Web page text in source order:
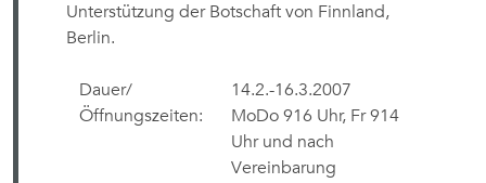
Unterstützung der Botschaft von Finnland,
Berlin.
Dauer/
Öffnungszeiten:
14.2.-16.3.2007
MoDo 916 Uhr, Fr 914
Uhr und nach
Vereinbarung